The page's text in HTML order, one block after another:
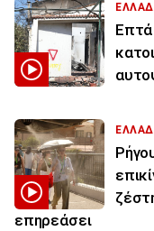
Επτά
επηρεάσει